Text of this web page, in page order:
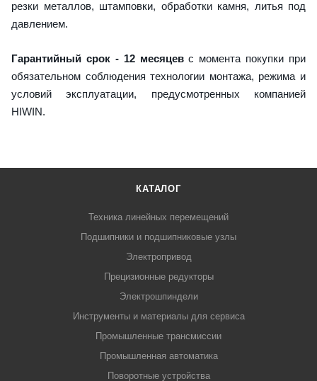
резки металлов, штамповки, обработки камня, литья под
давлением.
Гарантийный срок - 12 месяцевс момента покупки при
обязательном соблюдения технологии монтажа, режима и
условий эксплуатации, предусмотренных компанией
HIWIN.
КАТАЛОГ
Техника линейных перемещений
Подшипники и подшипниковые узлы
Электропривод
Прецизионные редукторы
Электрошпиндели
Инструменты и материалы для сервиса
Промышленные трансмиссии
Промышленная автоматика
Поворотные устройства